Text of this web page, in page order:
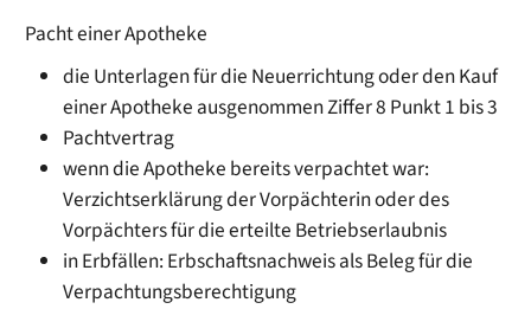
Pacht einer Apotheke
die Unterlagen für die Neuerrichtung oder den Kauf
einer Apotheke ausgenommen Ziffer 8 Punkt 1 bis 3
Pachtvertrag
wenn die Apotheke bereits verpachtet war:
Verzichtserklärung der Vorpächterin oder des
Vorpächters für die erteilte Betriebserlaubnis
in Erbfällen: Erbschaftsnachweis als Beleg für die
Verpachtungsberechtigung